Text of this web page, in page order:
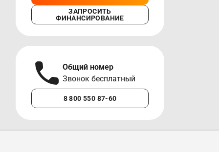
ЗАПРОСИТЬ
ФИНАНСИРОВАНИЕ
Общий номер
Звонок бесплатный
8 800 550 87-60